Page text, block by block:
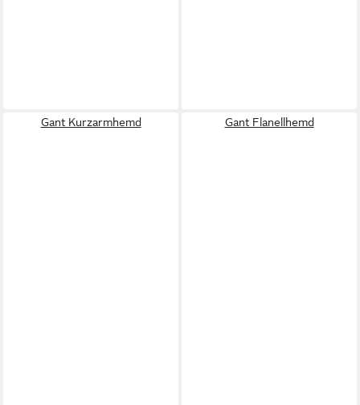
Gant Kurzarmhemd Gant Flanellhemd